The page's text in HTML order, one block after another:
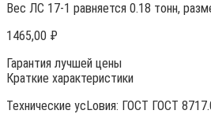
Вес ЛС 17-1 равняется 0.18 тонн,
1465,00 ₽
Гарантия лучшей цены
Краткие характеристики
Технические усLовия: ГОСТ ГОСТ